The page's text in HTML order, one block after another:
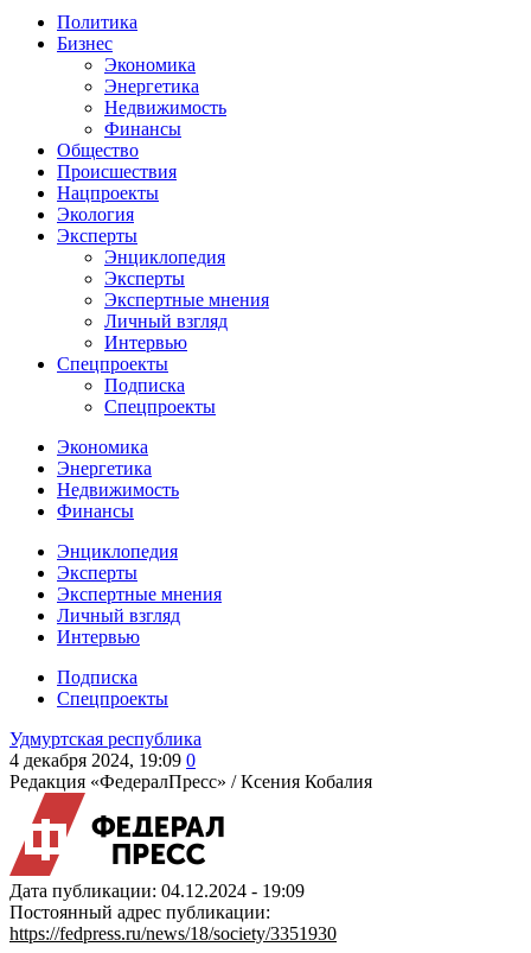
Политика
Бизнес
Экономика
Энергетика
Недвижимость
Финансы
Общество
Происшествия
Нацпроекты
Экология
Эксперты
Энциклопедия
Эксперты
Экспертные мнения
Личный взгляд
Интервью
Спецпроекты
Подписка
Спецпроекты
Экономика
Энергетика
Недвижимость
Финансы
Энциклопедия
Эксперты
Экспертные мнения
Личный взгляд
Интервью
Подписка
Спецпроекты
Удмуртская республика
4 декабря 2024, 19:09 0
Редакция «ФедералПресс» /Ксения Кобалия
Дата публикации: 04.12.2024 - 19:09
Постоянный адрес публикации:
https://fedpress.ru/news/18/society/3351930